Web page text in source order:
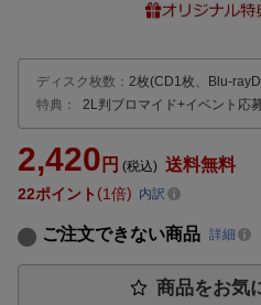
ディスク枚数 ： 2枚(CD1枚、Blu-
特典：
2L判ブロマイド+イベント応
2,420 円 (税込) 送料無料
22ポイント 1倍 内訳
ご注文できない商品 詳細
商品をお気